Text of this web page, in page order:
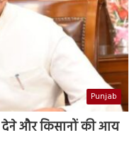
Punjab
देने और किसानों की आय